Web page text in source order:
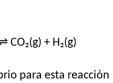
CO₂(g) + H₂(g)
para esta reacción